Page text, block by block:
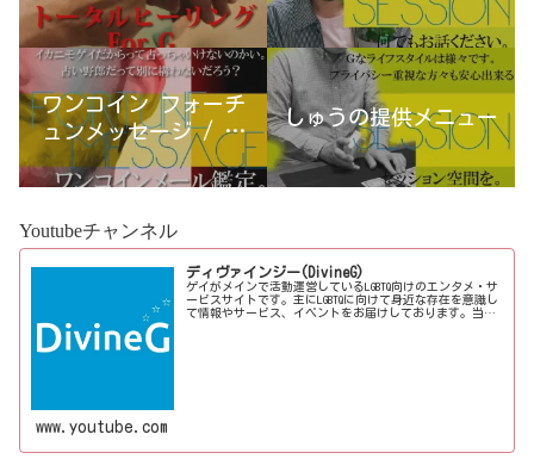
ワンコイン フォーチ
ュンメッセージ / 古
宮優雨
しゅうの提供メニュー
Youtubeチャンネル
ディヴァインジー(DivineG)
ゲイがメインで活動運営しているLGBTQ向けのエンタメ・サ
ービスサイトです。主にLGBTQに向けて身近な存在を意識し
て情報やサービス、イベントをお届けしております。当事
www.youtube.com